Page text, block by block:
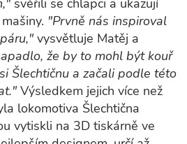
svěřili se chlapci a ukazují
"Prvně nás inspiroval
vysvětluje Matěj a
že by to mohl být kouř
Šlechtičnu a začali podle této
Výsledkem jejich více než
lokomotiva Šlechtična
vytiskli na 3D tiskárně ve